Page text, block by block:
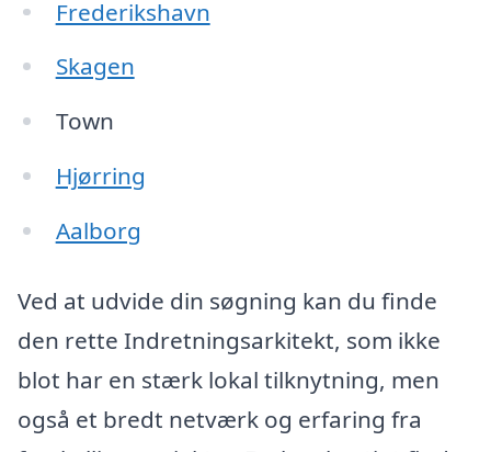
Frederikshavn
Skagen
Town
Hjørring
Aalborg
Ved at udvide din søgning kan du finde
den rette Indretningsarkitekt, som ikke
blot har en stærk lokal tilknytning, men
også et bredt netværk og erfaring fra